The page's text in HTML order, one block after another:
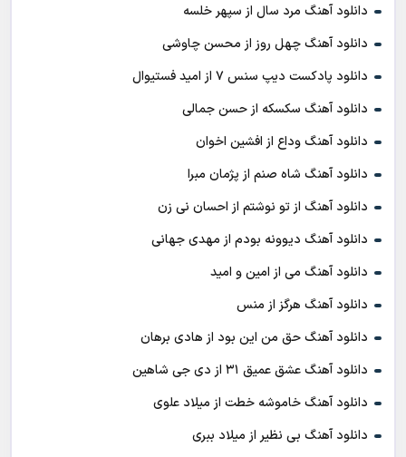
دانلود آهنگ مرد سال از سپهر خلسه
دانلود آهنگ چهل روز از محسن چاوشی
دانلود پادکست ديپ سنس ۷ از اميد فستيوال
دانلود آهنگ سکسکه از حسن جمالی
دانلود آهنگ وداع از افشين اخوان
دانلود آهنگ شاه صنم از پژمان مبرا
دانلود آهنگ از تو نوشتم از احسان نی زن
دانلود آهنگ دیوونه بودم از مهدی جهانی
دانلود آهنگ می از امین و امید
دانلود آهنگ هرگز از منس
دانلود آهنگ حق من این بود از هادی برهان
دانلود آهنگ عشق عمیق ۳۱ از دی جی شاهین
دانلود آهنگ خاموشه خطت از میلاد علوی
دانلود آهنگ بی نظیر از میلاد ببری